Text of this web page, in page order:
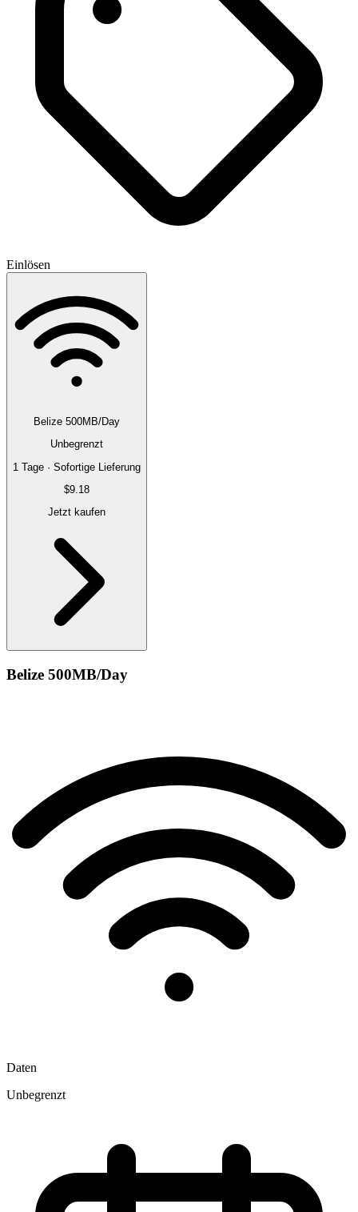
Einlösen
Belize 500MB/Day
Unbegrenzt
1 Tage · Sofortige Lieferung
$9.18
Jetzt kaufen
Belize 500MB/Day
Daten
Unbegrenzt